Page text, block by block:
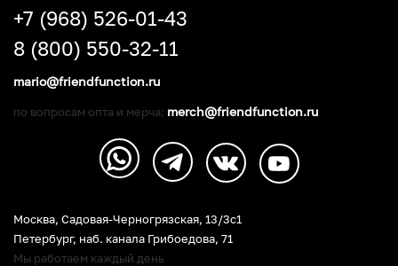
Москва, Садовая-Черногрязская, 13/3c1
Петербург, наб. канала Грибоедова, 71
Мы работаем каждый день
+7 (968) 526-01-43
8 (800) 550-32-11
mario@friendfunction.ru
по вопросам опта и мерча: merch@friendfunction.ru